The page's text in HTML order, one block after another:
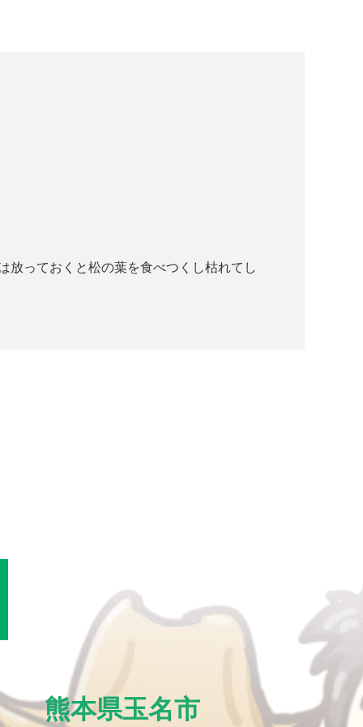
放っておくと松の葉を食べつくし枯れてし
熊本県玉名市